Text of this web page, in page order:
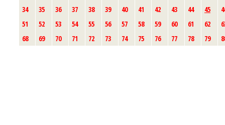
34
35 36 37 38 39 40 41 42 43 44 45
51
52 53 54 55 56 57 58 59 60 61 62
68
69 70 71 72 73 74 75 76 77 78 79